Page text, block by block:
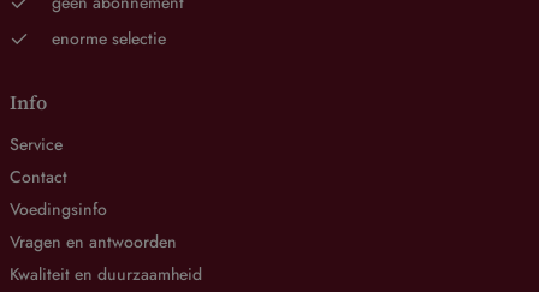
enorme selectie
Info
Service
Contact
Voedingsinfo
Vragen en antwoorden
Kwaliteit en duurzaamheid